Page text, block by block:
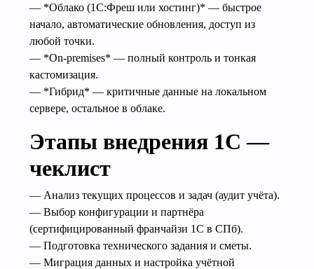
— *Облако (1С:Фреш или хостинг)* — быстрое
начало, автоматические обновления, доступ из
любой точки.
— *On-premises* — полный контроль и тонкая
кастомизация.
— *Гибрид* — критичные данные на локальном
сервере, остальное в облаке.
Этапы внедрения 1С —
чеклист
— Анализ текущих процессов и задач (аудит учёта).
— Выбор конфигурации и партнёра
(сертифицированный франчайзи 1С в СПб).
— Подготовка технического задания и сметы.
— Миграция данных и настройка учётной